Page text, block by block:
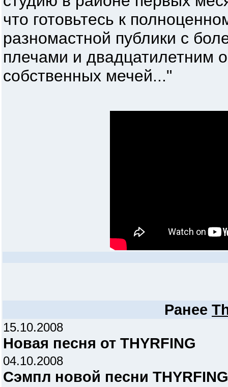
что готовьтесь к
разномастной публики с
плечами и двадцатилетним
собственных мечей..."
Ранее
15.10.2008
Новая песня от THYRFING
04.10.2008
Сэмпл новой песни THYRFING